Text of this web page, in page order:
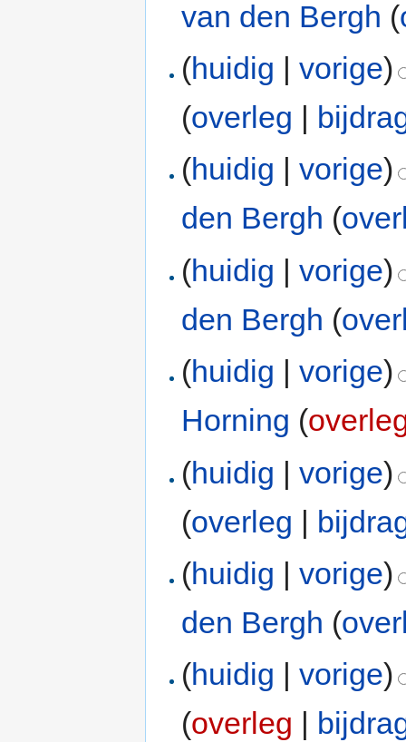
van den Bergh (
(huidig |vorige)
(overleg |
(huidig |vorige)
den Bergh (
(huidig |vorige)
den Bergh (
(huidig |vorige)
Horning (
(huidig |vorige)
(overleg |
(huidig |vorige)
den Bergh (
(huidig |vorige)
(overleg